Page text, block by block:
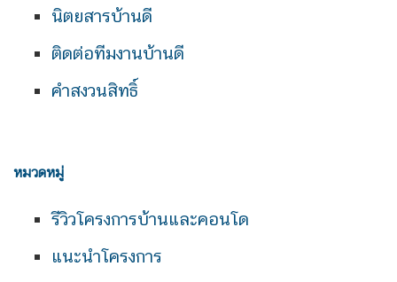
นิตยสารบ้านดี
ติดต่อทีมงานบ้านดี
คำสงวนสิทธิ์
หมวดหมู่
รีวิวโครงการบ้านและคอนโด
แนะนำโครงการ